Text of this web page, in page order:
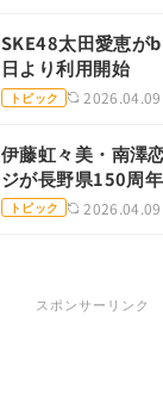
SKE48太田愛恵が
日より利用開始
トピック 2026.04.09
伊藤虹々美・南澤
ジが長野県150周
トピック 2026.04.09
スポンサーリンク